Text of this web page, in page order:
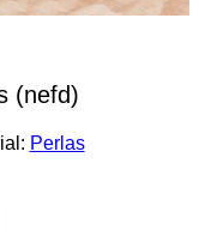
(nefd)
Perlas